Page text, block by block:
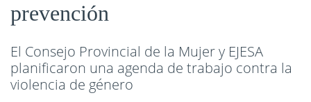
prevención
El Consejo Provincial de la Mujer y EJESA
planificaron una agenda de trabajo contra la
violencia de género